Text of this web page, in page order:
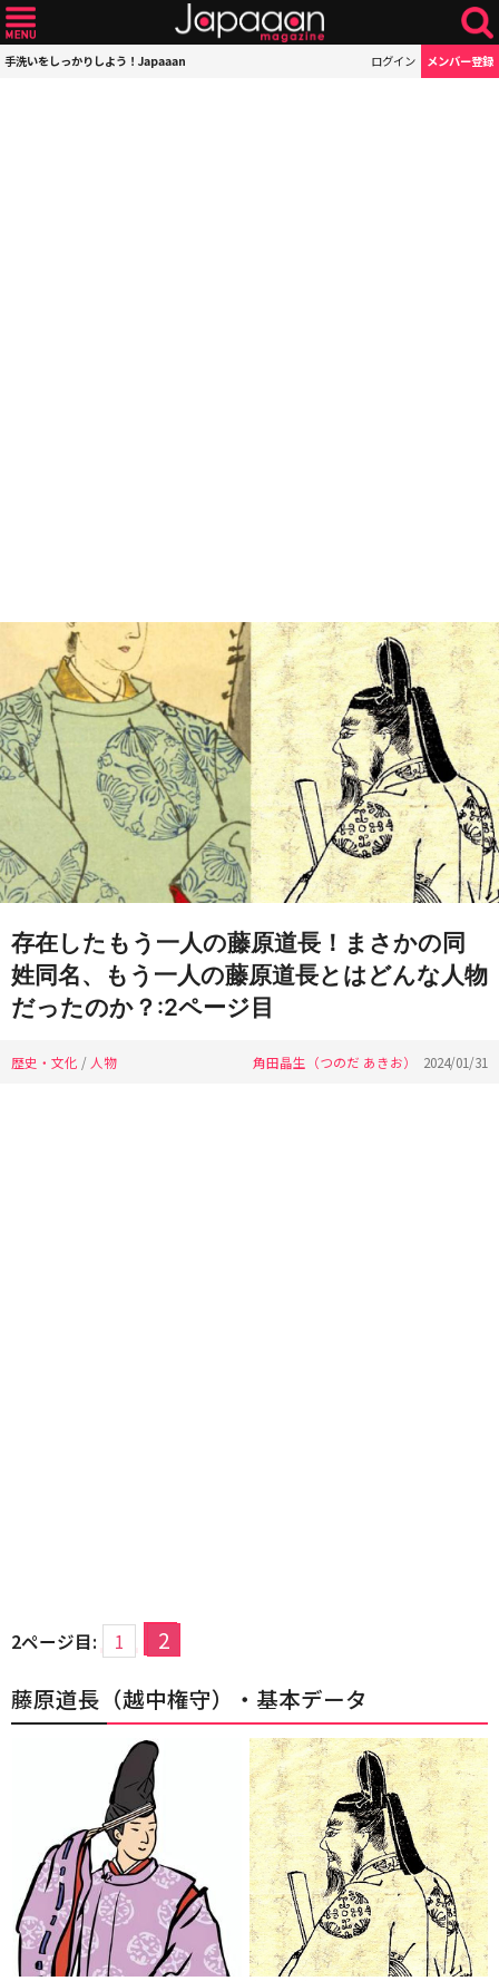
手洗いをしっかりしよう！Japaaan ログイン メンバー登録
存在したもう一人の藤原道長！まさかの同
姓同名、もう一人の藤原道長とはどんな人物
だったのか？:2ページ目
歴史・文化 / 人物 角田晶生（つのだ あきお） 2024/01/31
2ページ目: 1 2
藤原道長（越中権守）・基本データ